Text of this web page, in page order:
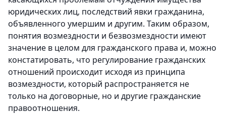
юридических лиц, последствий явки гражданина,
объявленного умершим и другим. Таким образом,
понятия возмездности и безвозмездности имеют
значение в целом для гражданского права и, можно
констатировать, что регулирование гражданских
отношений происходит исходя из принципа
возмездности, который распространяется не
только на договорные, но и другие гражданские
правоотношения.